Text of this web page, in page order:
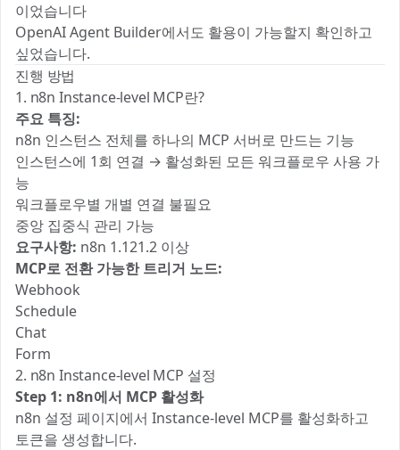
이었습니다
OpenAI Agent Builder에서도 활용이 가능할지 확인하고
싶었습니다.
진행 방법
1. n8n Instance-level MCP란?
주요 특징:
n8n 인스턴스 전체를 하나의 MCP 서버로 만드는 기능
인스턴스에 1회 연결 → 활성화된 모든 워크플로우 사용 가
능
워크플로우별 개별 연결 불필요
중앙 집중식 관리 가능
요구사항: n8n 1.121.2 이상
MCP로 전환 가능한 트리거 노드:
Webhook
Schedule
Chat
Form
2. n8n Instance-level MCP 설정
Step 1: n8n에서 MCP 활성화
n8n 설정 페이지에서 Instance-level MCP를 활성화하고
토큰을 생성합니다.